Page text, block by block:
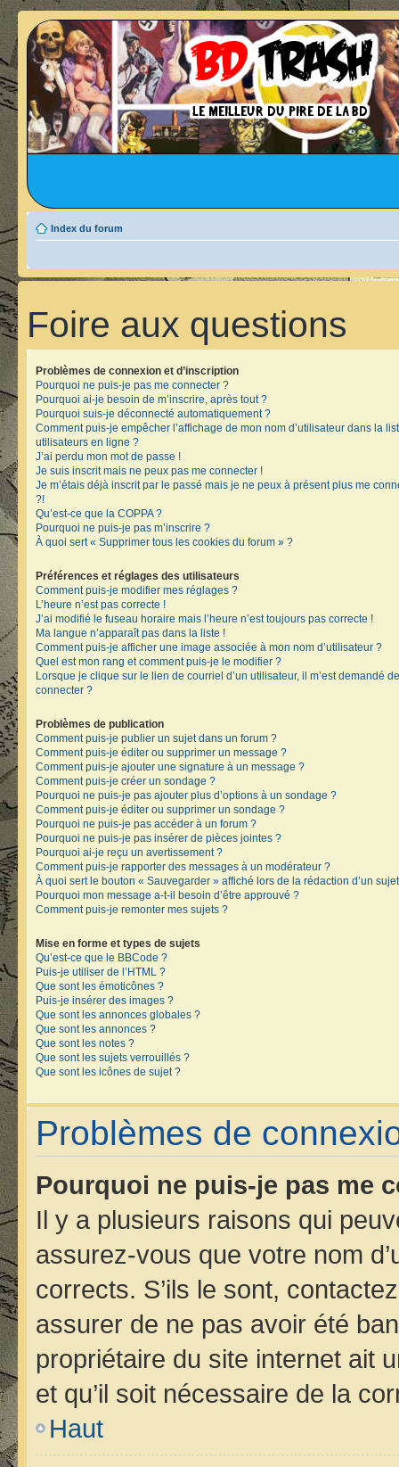
Index du forum
Foire aux questions
Problèmes de connexion et d’inscription
Pourquoi ne puis-je pas me connecter ?
Pourquoi ai-je besoin de m’inscrire, après tout ?
Pourquoi suis-je déconnecté automatiquement ?
Comment puis-je empêcher l’affichage de mon nom d’utilisateur dans la
utilisateurs en ligne ?
J’ai perdu mon mot de passe !
Je suis inscrit mais ne peux pas me connecter !
Je m’étais déjà inscrit par le passé mais je ne peux à présent plus me
?!
Qu’est-ce que la COPPA ?
Pourquoi ne puis-je pas m’inscrire ?
À quoi sert « Supprimer tous les cookies du forum » ?
Préférences et réglages des utilisateurs
Comment puis-je modifier mes réglages ?
L’heure n’est pas correcte !
J’ai modifié le fuseau horaire mais l’heure n’est toujours pas correcte !
Ma langue n’apparaît pas dans la liste !
Comment puis-je afficher une image associée à mon nom d’utilisateur ?
Quel est mon rang et comment puis-je le modifier ?
Lorsque je clique sur le lien de courriel d’un utilisateur, il m’est demandé
connecter ?
Problèmes de publication
Comment puis-je publier un sujet dans un forum ?
Comment puis-je éditer ou supprimer un message ?
Comment puis-je ajouter une signature à un message ?
Comment puis-je créer un sondage ?
Pourquoi ne puis-je pas ajouter plus d’options à un sondage ?
Comment puis-je éditer ou supprimer un sondage ?
Pourquoi ne puis-je pas accéder à un forum ?
Pourquoi ne puis-je pas insérer de pièces jointes ?
Pourquoi ai-je reçu un avertissement ?
Comment puis-je rapporter des messages à un modérateur ?
À quoi sert le bouton « Sauvegarder » affiché lors de la rédaction d’un
Pourquoi mon message a-t-il besoin d’être approuvé ?
Comment puis-je remonter mes sujets ?
Mise en forme et types de sujets
Qu’est-ce que le BBCode ?
Puis-je utiliser de l’HTML ?
Que sont les émoticônes ?
Puis-je insérer des images ?
Que sont les annonces globales ?
Que sont les annonces ?
Que sont les notes ?
Que sont les sujets verrouillés ?
Que sont les icônes de sujet ?
Problèmes de
Pourquoi ne puis-je pas me
Il y a plusieurs raisons qui
assurez-vous que votre nom
corrects. S’ils le sont,
assurer de ne pas avoir été
propriétaire du site internet ait
et qu’il soit nécessaire de la
Haut